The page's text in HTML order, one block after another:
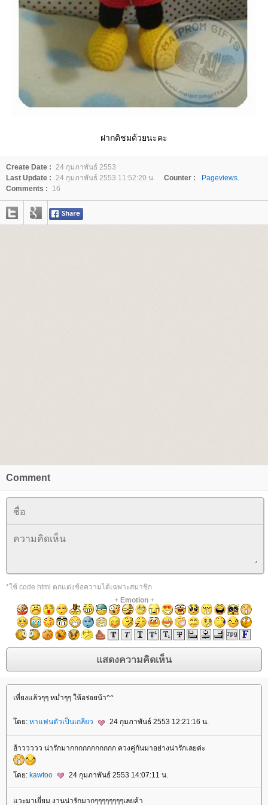
ฝากติชมด้วยนะคะ
Create Date : 24 กุมภาพันธ์ 2553
Last Update : 24 กุมภาพันธ์ 2553 11:52:20 น. Counter :
Pageviews.
Comments :
16
Comment
*ใช้ code html ตกแต่งข้อความได้เฉพาะสมาชิก
+ Emotion+
เที่ยงแล้วๆๆ หม่ำๆๆ ให้อร่อยน้า^^
ดย: หาแฟนตัวเป็นเกลียว 24 กุมภาพันธ์ 2553 12:21:16 น.
ฮ้าววววว น่ารักมากกกกกกกกกกก ควงคู่กันมาอย่างน่ารักเลยค่ะ
ดย: kawtoo 24 กุมภาพันธ์ 2553 14:07:11 น.
วะมาเยี่ยม งานน่ารักมากๆๆๆๆๆๆๆๆเลยค้า